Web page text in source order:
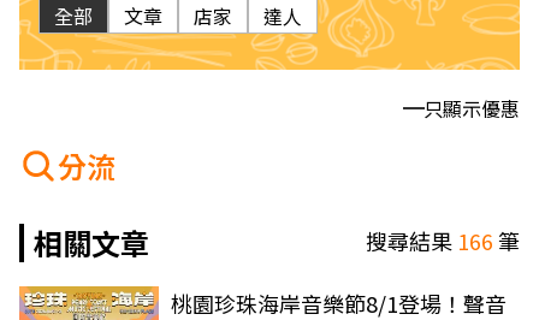
全部 文章 店家 達人
只顯示優惠
分流
相關文章
搜尋結果 166筆
桃園珍珠海岸音樂節8/1登場！聲音